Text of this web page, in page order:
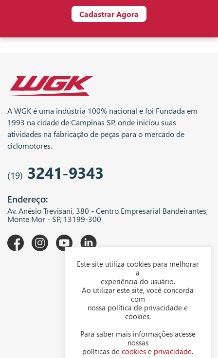
Cadastrar Agora
A WGK é uma indústria 100% nacional e foi Fundada em
1993 na cidade de Campinas SP, onde iniciou suas
atividades na fabricação de peças para o mercado de
ciclomotores.
(19) 3241-9343
Endereço:
Av. Anésio Trevisani, 380 - Centro Empresarial Bandeirantes,
Monte Mor - SP, 13199-300
Downloads
Representantes
Política de privacidade
Política de cookies
Contato
Este site utiliza cookies para melhorar
a
experiência do usuário.
Ao utilizar este site, você concorda
com
nossa política de privacidade e
cookies.
Para saber mais informações acesse
nossas
políticas de cookies e privacidade.